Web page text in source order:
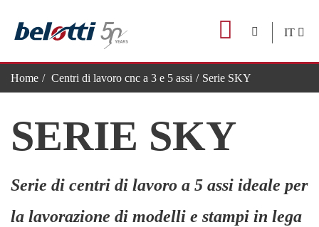
content
IT
Home Centri di lavoro cnc a 3 e 5 assi Serie SKY
SERIE SKY
Serie di centri di lavoro a 5 assi ideale per
la lavorazione di modelli e stampi in lega